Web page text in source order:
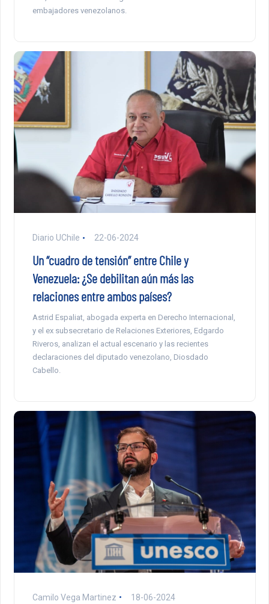
embajadores venezolanos.
Diario UChile 22-06-2024
Un “cuadro de tensión” entre Chile y
Venezuela: ¿Se debilitan aún más las
relaciones entre ambos países?
Astrid Espaliat, abogada experta en Derecho Internacional,
y el ex subsecretario de Relaciones Exteriores, Edgardo
Riveros, analizan el actual escenario y las recientes
declaraciones del diputado venezolano, Diosdado
Cabello.
Camilo Vega Martinez 18-06-2024